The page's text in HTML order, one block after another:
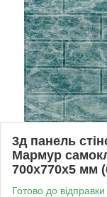
3д панель
Мармур
700x770x5 мм
Готово до відправки